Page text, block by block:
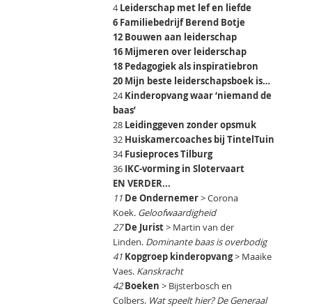
4Leiderschap met lef en liefde
6 Familiebedrijf Berend Botje
12 Bouwen aan leiderschap
16 Mijmeren over leiderschap
18 Pedagogiek als inspiratiebron
20 Mijn beste leiderschapsboek is…
24Kinderopvang waar ‘niemand de
baas’
28 Leidinggeven zonder opsmuk
32 Huiskamercoaches bij TintelTuin
34Fusieproces Tilburg
36 IKC-vorming in Slotervaart
EN VERDER...
11 De Ondernemer> Corona
Koek. Geloofwaardigheid
27De Jurist> Martin van der
Linden. Dominante baas is overbodig
41 Kopgroep kinderopvang> Maaike
Vaes. Kanskracht
42Boeken > Bijsterbosch en
Colbers. Wat speelt hier? De Generaal